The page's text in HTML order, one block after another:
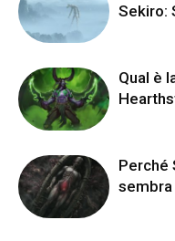
Sekiro:
Qual è
Perché